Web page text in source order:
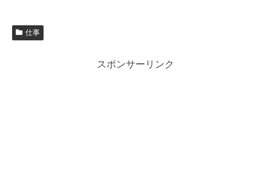
仕事
スポンサーリンク